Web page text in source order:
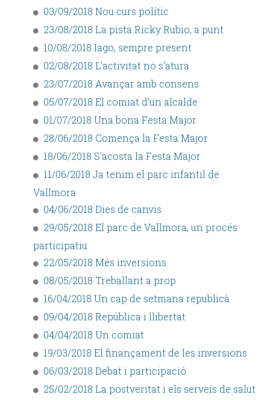
03/09/2018 Nou curs polític
23/08/2018 La pista Ricky Rubio, a punt
10/08/2018 Iago, sempre present
02/08/2018 L'activitat no s'atura
23/07/2018 Avançar amb consens
05/07/2018 El comiat d'un alcalde
01/07/2018 Una bona Festa Major
28/06/2018 Comença la Festa Major
18/06/2018 S'acosta la Festa Major
11/06/2018 Ja tenim el parc infantil de
Vallmora
04/06/2018 Dies de canvis
29/05/2018 El parc de Vallmora, un procés
participatiu
22/05/2018 Més inversions
08/05/2018 Treballant a prop
16/04/2018 Un cap de setmana republicà
09/04/2018 República i llibertat
04/04/2018 Un comiat
19/03/2018 El finançament de les inversions
06/03/2018 Debat i participació
25/02/2018 La postveritat i els serveis de salut